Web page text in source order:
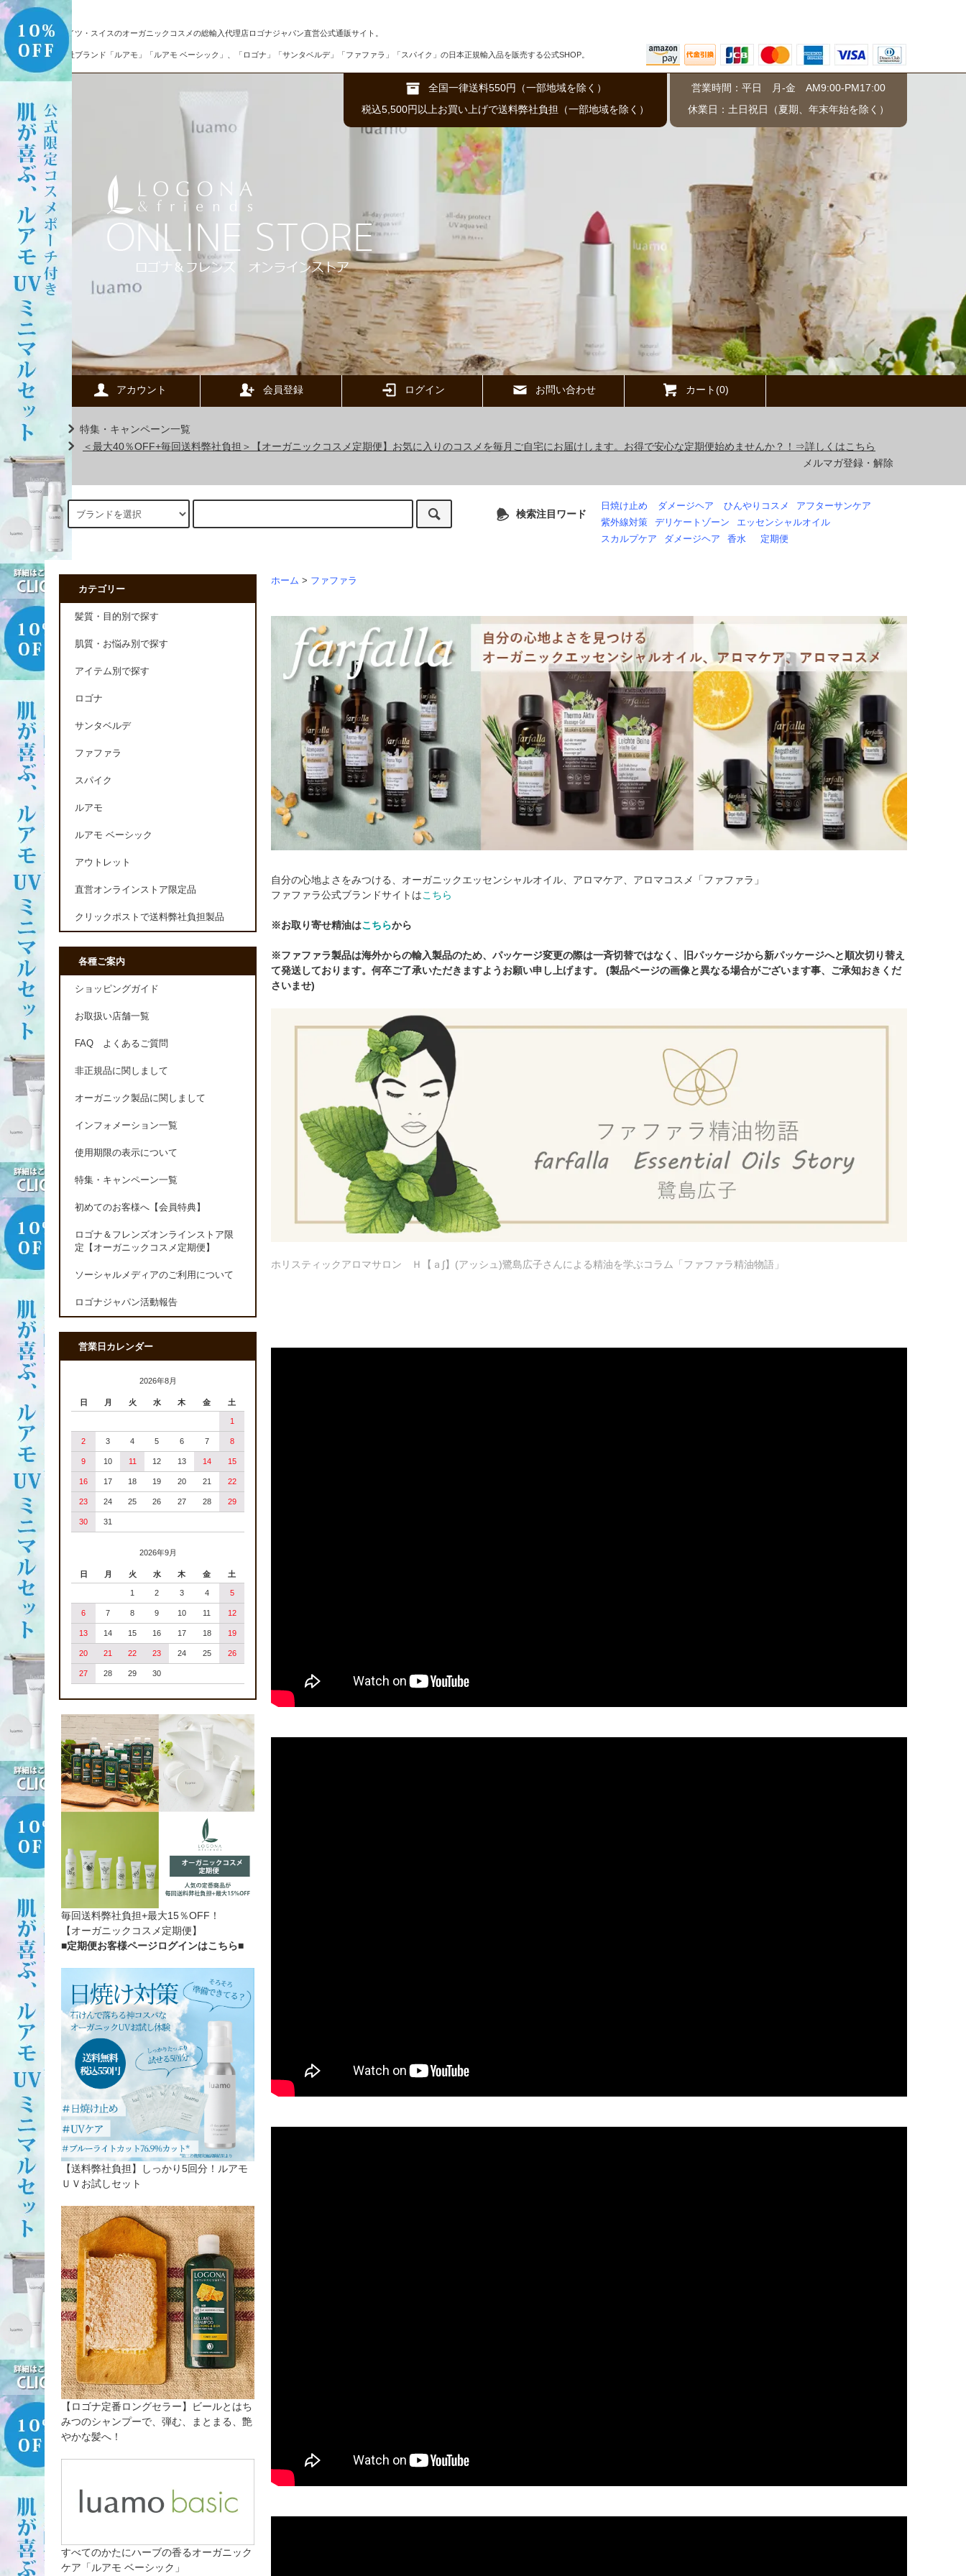
ドイツ・スイスのオーガニックコスメの総輸入代理店ロゴナジャパン直営公式通販サイト。
自社ブランド「ルアモ」「ルアモ ベーシック」、「ロゴナ」「サンタベルデ」「ファファラ」「スパイク」の日本正規輸入品を販売する公式SHOP。
全国一律送料550円（一部地域を除く）
税込5,500円以上お買い上げで送料弊社負担（一部地域を除く）
営業時間：平日 月-金 AM9:00-PM17:00
休業日：土日祝日（夏期、年末年始を除く）
アカウント 会員登録 ログイン お問い合わせ カート(0)
特集・キャンペーン一覧
＜最大40％OFF+毎回送料弊社負担＞【オーガニックコスメ定期便】お気に入りのコスメを毎月ご自宅にお届けします。お得で安心な定期便始めませんか？！⇒詳しくはこちら
メルマガ登録・解除
検索注目ワード
日焼け止め ダメージヘア ひんやりコスメ
アフターサンケア
紫外線対策
デリケートゾーン
エッセンシャルオイル
スカルプケア
ダメージヘア 香水 定期便
ホーム > ファファラ
自分の心地よさをみつける、オーガニックエッセンシャルオイル、アロマケア、アロマコスメ「ファファラ」
ファファラ公式ブランドサイトはこちら
※お取り寄せ精油はこちらから
※ファファラ製品は海外からの輸入製品のため、パッケージ変更の際は一斉切替ではなく、旧パッケージから新パッケージへと順次切り替え
て発送しております。何卒ご了承いただきますようお願い申し上げます。 (製品ページの画像と異なる場合がございます事、ご承知おきくだ
さいませ)
ホリスティックアロマサロン Ｈ【ａ∫】(アッシュ)鷺島広子さんによる精油を学ぶコラム「ファファラ精油物語」
カテゴリー
髪質・目的別で探す
肌質・お悩み別で探す
アイテム別で探す
ロゴナ
サンタベルデ
ファファラ
スパイク
ルアモ
ルアモ ベーシック
アウトレット
直営オンラインストア限定品
クリックポストで送料弊社負担製品
各種ご案内
ショッピングガイド
お取扱い店舗一覧
FAQ よくあるご質問
非正規品に関しまして
オーガニック製品に関しまして
インフォメーション一覧
使用期限の表示について
特集・キャンペーン一覧
初めてのお客様へ【会員特典】
ロゴナ＆フレンズオンラインストア限
定【オーガニックコスメ定期便】
ソーシャルメディアのご利用について
ロゴナジャパン活動報告
営業日カレンダー
2026年8月
日 月 火 水 木 金 土
1
2 3 4 5 6 7 8
9 10 11 12 13 14 15
16 17 18 19 20 21 22
23 24 25 26 27 28 29
30 31
2026年9月
日 月 火 水 木 金 土
1 2 3 4 5
6 7 8 9 10 11 12
13 14 15 16 17 18 19
20 21 22 23 24 25 26
27 28 29 30
毎回送料弊社負担+最大15％OFF！
【オーガニックコスメ定期便】
■定期便お客様ページログインはこちら■
【送料弊社負担】しっかり5回分！ルアモ
ＵＶお試しセット
【ロゴナ定番ロングセラー】ビールとはち
みつのシャンプーで、弾む、まとまる、艶
やかな髪へ！
すべてのかたにハーブの香るオーガニック
ケア「ルアモ ベーシック」